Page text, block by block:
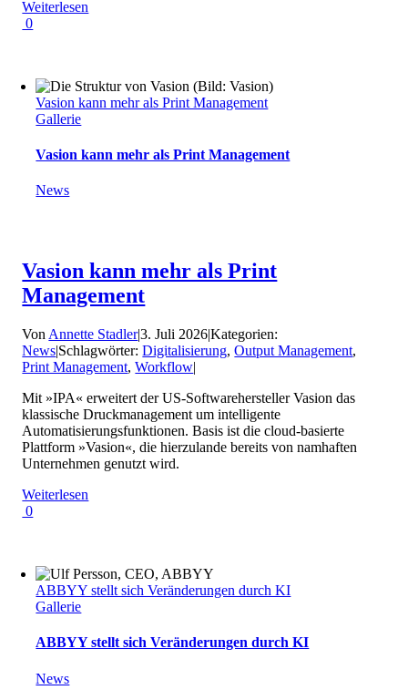
Weiterlesen
0
Vasion kann mehr als Print Management
Gallerie
Vasion kann mehr als Print Management
News
Vasion kann mehr als Print
Management
Von Annette Stadler|3. Juli 2026|Kategorien:
News|Schlagwörter:Digitalisierung,Output Management,
Print Management,Workflow|
Mit »IPA« erweitert der US-Softwarehersteller Vasion das
klassische Druckmanagement um intelligente
Automatisierungsfunktionen. Basis ist die cloud-basierte
Plattform »Vasion«, die hierzulande bereits von namhaften
Unternehmen genutzt wird.
Weiterlesen
0
ABBYY stellt sich Veränderungen durch KI
Gallerie
ABBYY stellt sich Veränderungen durch KI
News